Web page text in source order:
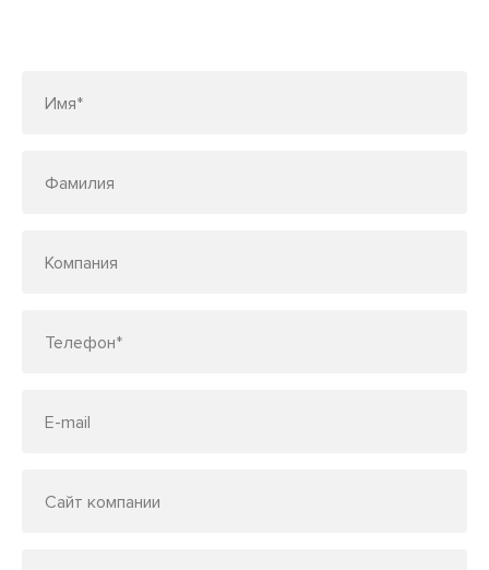
Имя*
Фамилия
Компания
Телефон*
E-mail
Сайт компании